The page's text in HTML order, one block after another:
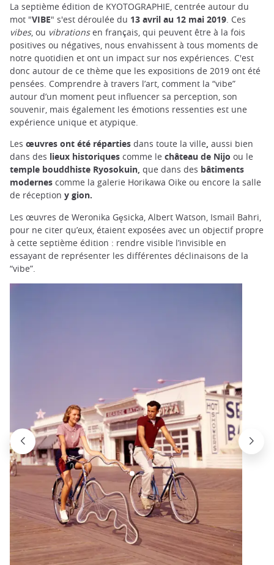
La septième édition de KYOTOGRAPHIE, centrée autour du
mot "VIBE" s'est déroulée du 13 avril au 12 mai 2019. Ces
vibes, ou vibrationsen français, qui peuvent être à la fois
positives ou négatives, nous envahissent à tous moments de
notre quotidien et ont un impact sur nos expériences. C'est
donc autour de ce thème que les expositions de 2019 ont été
pensées. Comprendre à travers l’art, comment la “vibe”
autour d’un moment peut influencer sa perception, son
souvenir, mais également les émotions ressenties est une
expérience unique et atypique.
Les œuvres ont été réparties dans toute la ville, aussi bien
dans des lieux historiques comme le château de Nijo ou le
temple bouddhiste Ryosokuin, que dans des bâtiments
modernes comme la galerie Horikawa Oike ou encore la salle
de réception y gion.
Les œuvres de Weronika Gęsicka, Albert Watson, Ismaïl Bahri,
pour ne citer qu’eux, étaient exposées avec un objectif propre
à cette septième édition : rendre visible l’invisible en
essayant de représenter les différentes déclinaisons de la
“vibe”.